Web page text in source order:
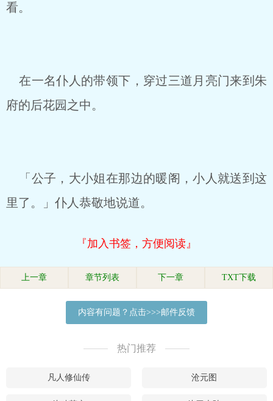
看。
在一名仆人的带领下，穿过三道月亮门来到朱
府的后花园之中。
「公子，大小姐在那边的暖阁，小人就送到这
里了。」仆人恭敬地说道。
『加入书签，方便阅读』
上一章 章节列表 下一章 TXT下载
内容有问题？点击>>>邮件反馈
热门推荐
凡人修仙传 沧元图